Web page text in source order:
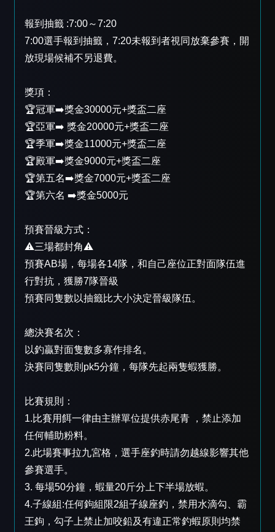
報到抽籤 :7:00～7:20
7:00選手報到抽籤，7:20未報到者視同放棄參賽，開
放現場候補不另退費。
獎項：
🏆冠軍➡️獎金30000元+獎盃二座
🏆亞軍➡️ 獎金20000元+獎盃二座
🏆季軍➡️獎金11000元+獎盃二座
🏆殿軍➡️獎金9000元+獎盃二座
🏆第五名➡️獎金7000元+獎盃二座
🏆第六名 ➡️獎金5000元
預賽晉級方式：
⚠️三場都封角⚠️
預賽AB場，每場各14隊，和自己座位正對面隊伍進
行對抗，獲勝7隊晉級
預賽同隻數以抽籤比大小決定晉級隊伍。
總決賽名次：
以釣贏對面隻數多寡作排名。
決賽同隻數則pk5分鐘，每隊先起兩隻蝦獲勝。
比賽規則：
1.比賽用餌一律由主辦單位提供赤尾青 ，禁止添加
任何輔助粉料。
2.此場賽事拉九宮格，選手座釣時請勿越線影響其他
參賽選手。
3. 每場50分鐘，蝦量20斤分上下半場放蝦。
4.子線組:任何鉤組限2組子線座釣，禁用水滴勾、霸
王鉤，勾子上禁止加咬鉛及有違正常釣蝦原則均禁